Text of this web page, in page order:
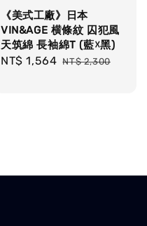
《美式工廠》日本
VIN&AGE 横條紋 囚犯風
天筑綿 長袖綿T (藍☓黑)
Sale
NT$ 1,564 Regular
NT$ 2,300